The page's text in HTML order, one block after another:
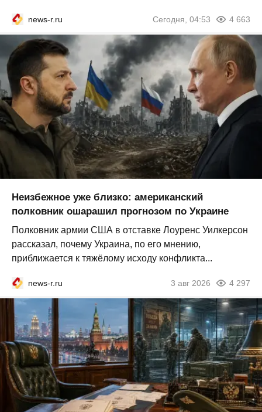
news-r.ru Сегодня, 04:53 4 663
Неизбежное уже близко: американский
полковник ошарашил прогнозом по Украине
Полковник армии США в отставке Лоуренс Уилкерсон
рассказал, почему Украина, по его мнению,
приближается к тяжёлому исходу конфликта...
news-r.ru 3 авг 2026 4 297